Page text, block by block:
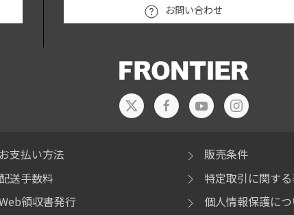
お問い合わせ
お支払い方法
配送手数料
領収書発行
販売条件
特定取引に関す
個人情報保護に